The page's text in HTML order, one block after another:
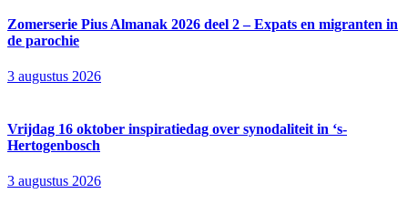
Zomerserie Pius Almanak 2026 deel 2 – Expats en migranten in
de parochie
3 augustus 2026
Vrijdag 16 oktober inspiratiedag over synodaliteit in ‘s-
Hertogenbosch
3 augustus 2026